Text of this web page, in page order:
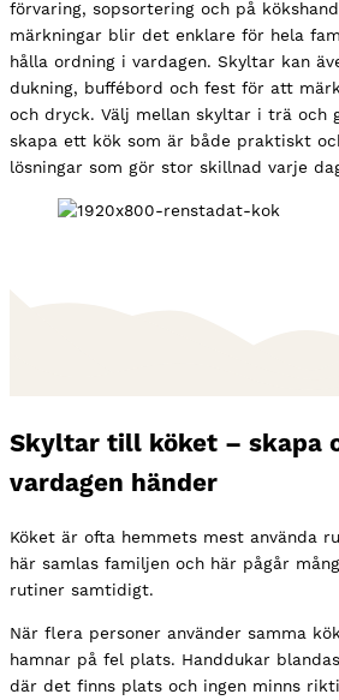
förvaring, sopsortering och på
märkningar blir det enklare för hela
hålla ordning i vardagen. Skyltar kan
dukning, buffébord och fest för att
och dryck. Välj mellan skyltar i trä och
skapa ett kök som är både praktiskt
lösningar som gör stor skillnad varje
Skyltar till köket – skapa
vardagen händer
Köket är ofta hemmets mest använda
här samlas familjen och här pågår
rutiner samtidigt.
När flera personer använder samma
hamnar på fel plats. Handdukar
där det finns plats och ingen minns